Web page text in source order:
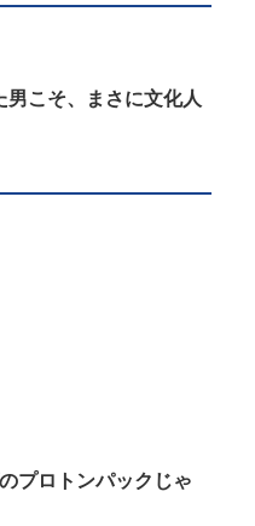
男こそ、まさに文化人
プロトンパックじゃ